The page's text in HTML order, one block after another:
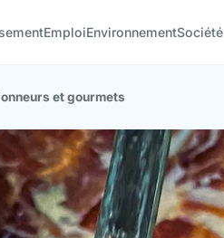
EmploiEnvironnementSociété
et gourmets